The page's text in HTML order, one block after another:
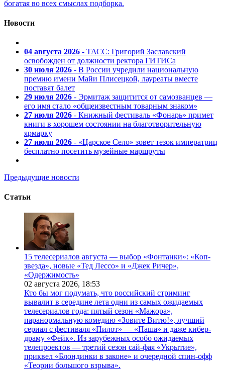
богатая во всех смыслах подборка.
Новости
04 августа 2026 - ТАСС: Григорий Заславский
освобожден от должности ректора ГИТИСа
30 июля 2026 - В России учредили национальную
премию имени Майи Плисецкой, лауреаты вместе
поставят балет
29 июля 2026 - Эрмитаж защитится от самозванцев —
его имя стало «общеизвестным товарным знаком»
27 июля 2026 - Книжный фестиваль «Фонарь» примет
книги в хорошем состоянии на благотворительную
ярмарку
27 июля 2026 - «Царское Село» зовет тезок императриц
бесплатно посетить музейные маршруты
Предыдущие новости
Статьи
15 телесериалов августа — выбор «Фонтанки»: «Коп-
звезда», новые «Тед Лессо» и «Джек Ричер»,
«Одержимость»
02 августа 2026, 18:53
Кто бы мог подумать, что российский стриминг
вывалит в середине лета одни из самых ожидаемых
телесериалов года: пятый сезон «Мажора»,
паранормальную комедию «Зовите Витю!», лучший
сериал с фестиваля «Пилот» — «Паша» и даже кибер-
драму «Фейк». Из зарубежных особо ожидаемых
телепроектов — третий сезон сай-фая «Укрытие»,
приквел «Блондинки в законе» и очередной спин-офф
«Теории большого взрыва».